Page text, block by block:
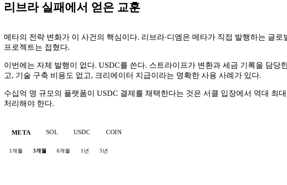
리브라 실패에서 얻은 교훈
메타의 전략 변화가 이 사건의 핵심이다. 리브라·디엠은 메타가 직접 발행하는 글
프로젝트는 접혔다.
이번에는 자체 발행이 없다. USDC를 쓴다. 스트라이프가 변환과 세금 기록을 담
고, 기술 구축 비용도 없고, 크리에이터 지급이라는 명확한 사용 사례가 있다.
수십억 명 규모의 플랫폼이 USDC 결제를 채택한다는 것은 서클 입장에서 역대 최
처리해야 한다.
META SOL USDC COIN
1개월 3개월 6개월 1년 5년